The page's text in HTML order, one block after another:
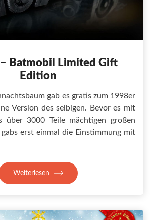
Batmobil Limited Gift
Edition
gab es gratis zum 1998er
Version des selbigen. Bevor es mit
über 3000 Teile mächtigen großen
erst einmal die Einstimmung mit
Weiterlesen